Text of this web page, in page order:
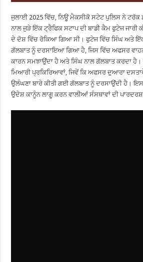
ਜੁਲਾਈ 2025 ਵਿੱਚ, ਨਿਊ ਮੈਕਸੀਕੋ ਸਟੇਟ ਪੁਲਿਸ ਨੇ
ਨਾਲ ਜੁੜੇ ਇੱਕ ਟ੍ਰੈਫਿਕ ਸਟਾਪ ਦੀ ਬਾਡੀ ਕੈਮ ਫੁਟੇਜ ਜਾਰੀ
ਦੇ ਦੋਸ਼ ਵਿੱਚ ਰੋਕਿਆ ਗਿਆ ਸੀ। ਫੁਟੇਜ ਵਿੱਚ ਸਿੰਘ ਅਤੇ
ਗੱਲਬਾਤ ਨੂੰ ਦਰਸਾਇਆ ਗਿਆ ਹੈ, ਜਿਸ ਵਿੱਚ ਅਫਸਰ
ਕਾਰਨ ਸਮਝਾਉਂਦਾ ਹੈ ਅਤੇ ਸਿੰਘ ਨਾਲ ਗੱਲਬਾਤ ਕਰਦਾ
ਮਿਆਰੀ ਪ੍ਰਕਿਰਿਆਵਾਂ, ਜਿਵੇਂ ਕਿ ਅਫਸਰ ਦੁਆਰਾ
ਉਲੰਘਣਾ ਬਾਰੇ ਕੀਤੀ ਗਈ ਗੱਲਬਾਤ ਨੂੰ ਦਰਸਾਉਂਦੀ ਹੈ।
ਉਦੇਸ਼ ਕਾਨੂੰਨ ਲਾਗੂ ਕਰਨ ਵਾਲੀਆਂ ਸੰਸਥਾਵਾਂ ਦੀ